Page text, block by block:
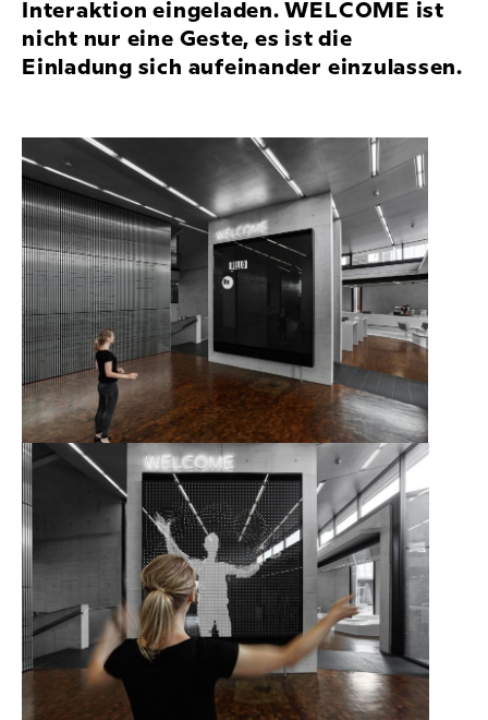
Interaktion eingeladen. WELCOME ist
nicht nur eine Geste, es ist die
Einladung sich aufeinander einzulassen.